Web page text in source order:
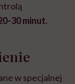
30 minut.
w specjalnej